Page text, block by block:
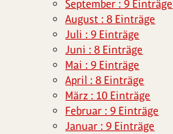
September : 9 Einträge
August : 8 Einträge
Juli : 9 Einträge
Juni : 8 Einträge
Mai : 9 Einträge
April : 8 Einträge
März : 10 Einträge
Februar : 9 Einträge
Januar : 9 Einträge